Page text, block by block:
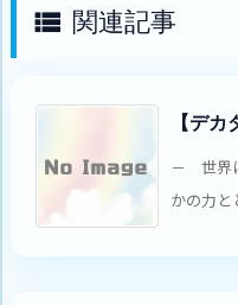
 関連記事
【デ
－ 世界
かの力と